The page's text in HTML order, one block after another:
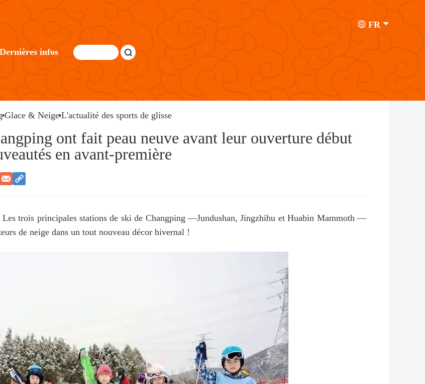
FR
Dernières infos
Glace & Neige L'actualité des sports de glisse
ont fait peau neuve avant leur ouverture début
en avant-première
Les trois principales stations de ski de Changping —Jundushan, Jingzhihu et Huabin Mammoth —
de neige dans un tout nouveau décor hivernal !